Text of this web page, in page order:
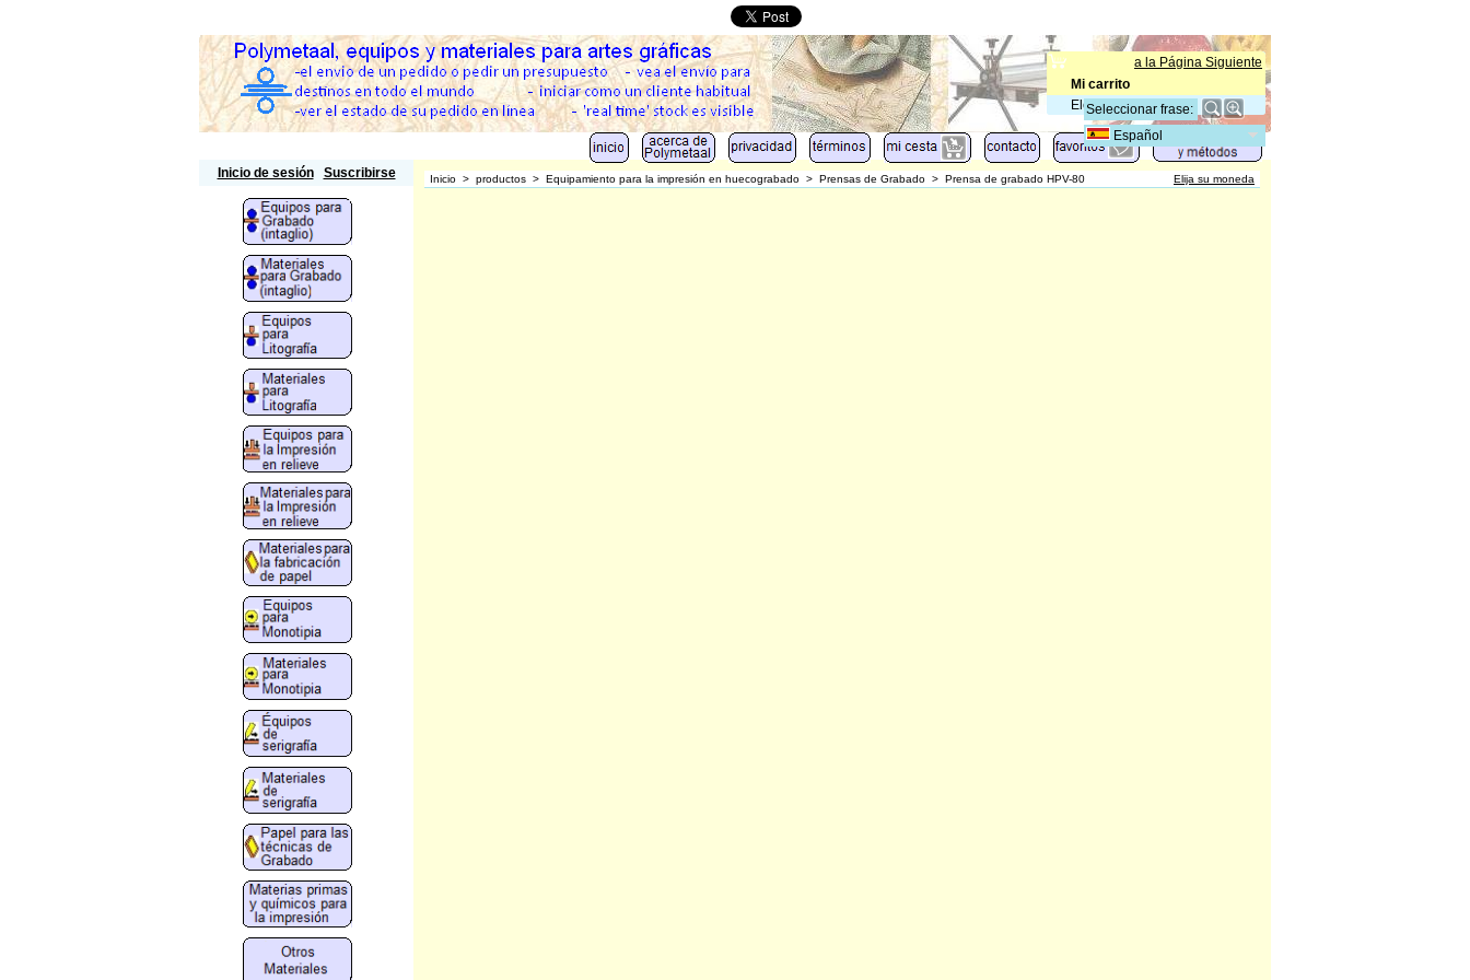
a la Página Siguiente
Mi carrito
Elementos:0
Español
Inicio de sesión Suscribirse Inicio > productos > Equipamiento para la impresión en huecograbado > Prensas de Grabado > Prensa de grabado HPV-80 Elija su moneda